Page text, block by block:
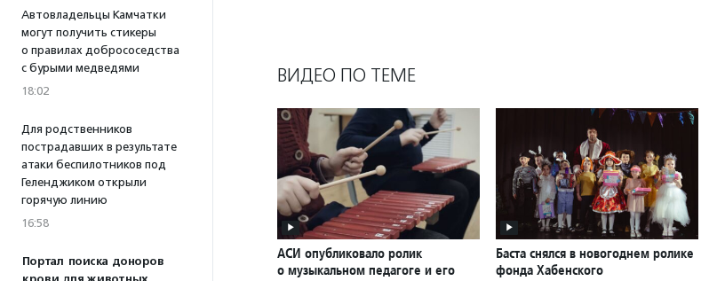
Автовладельцы Камчатки
могут получить стикеры
о правилах добрососедства
с бурыми медведями
18:02
Для родственников
пострадавших в результате
атаки беспилотников под
Геленджиком открыли
горячую линию
16:58
Портал поиска доноров
ВИДЕО ПО ТЕМЕ
АСИ опубликовало ролик
о музыкальном педагоге и его
Баста снялся в новогоднем ролике
фонда Хабенского